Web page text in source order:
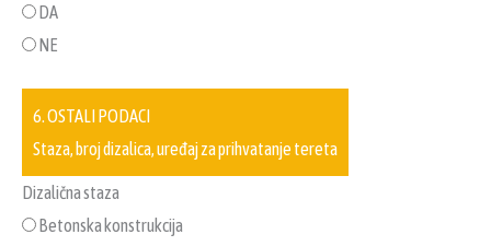
DA
NE
6. OSTALI PODACI
Staza, broj dizalica, uređaj za prihvatanje tereta
Dizalična staza
Betonska konstrukcija